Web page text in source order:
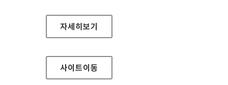
국립춘천병원 대표 홈페이지
자세히보기
사이트이동